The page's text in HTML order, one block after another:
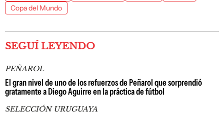
Copa del Mundo
SEGUÍ LEYENDO
PEÑAROL
El gran nivel de uno de los refuerzos de Peñarol que sorprendió
gratamente a Diego Aguirre en la práctica de fútbol
SELECCIÓN URUGUAYA